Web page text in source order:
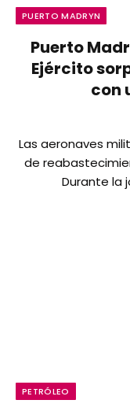
PUERTO MADRYN
Puerto
Ejército
con
Las aeronaves
de
Durante la
PETRÓLEO